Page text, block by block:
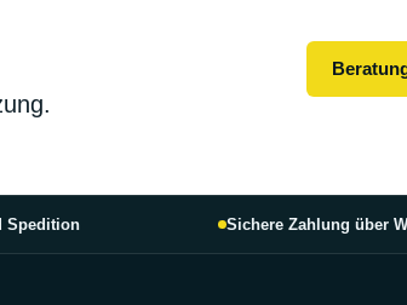
Spedition Sichere Zahlung über